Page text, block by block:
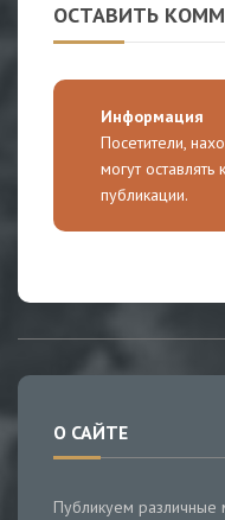
ОСТАВИТЬ
Информация
Посетители,
могут
публикации.
О САЙТЕ
Публикуем различные